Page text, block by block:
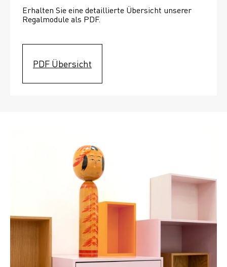
Erhalten Sie eine detaillierte Übersicht unserer
Regalmodule als PDF.
PDF Übersicht